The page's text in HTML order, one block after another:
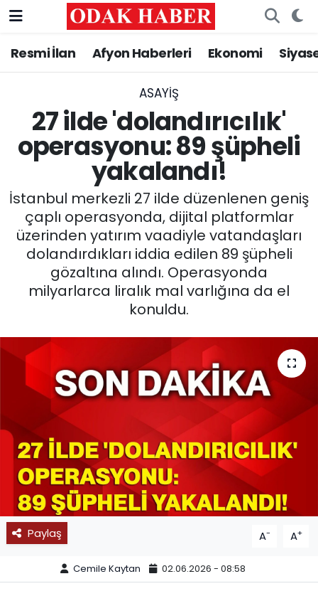
Resmi İlan Afyon Haberleri Ekonomi
ASAYİŞ
27 ilde 'dolandırıcılık'
operasyonu: 89 şüpheli
yakalandı!
İstanbul merkezli 27 ilde düzenlenen geniş
çaplı operasyonda, dijital platformlar
üzerinden yatırım vaadiyle vatandaşları
dolandırdıkları iddia edilen 89 şüpheli
gözaltına alındı. Operasyonda
milyarlarca liralık mal varlığına da el
konuldu.
Paylaş A- A+
Cemile Kaytan 02.06.2026 - 08:58
AFYONKARAHİSAR HABERLERİ
ASAYİŞ
GÜNCEL
SİYASET
EĞİTİM
MAGAZİN
SPOR
11:11 MANŞET
Afyonkarahisar Nöbetçi Eczaneler
Afyonkarahisar Hava Durumu
Afyonkarahisar Namaz Vakitleri
Afyonkarahisar Trafik Yoğunluk Haritası
Süper Lig Puan Durumu ve Fikstür
Tüm Manşetler
Son Dakika Haberleri